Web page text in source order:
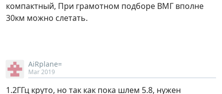
компактный, При грамотном подборе ВМГ вполне
30км можно слетать.
AiRplane=
Mar 2019
1.2ГГц круто, но так как пока шлем 5.8, нужен